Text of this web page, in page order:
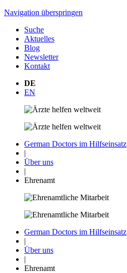
Navigation überspringen
Suche
Aktuelles
Blog
Newsletter
Kontakt
DE
EN
German Doctors im Hilfseinsatz
|
Über uns
|
Ehrenamt
German Doctors im Hilfseinsatz
|
Über uns
|
Ehrenamt